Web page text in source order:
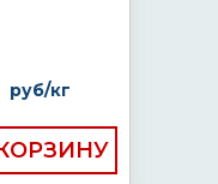
руб/кг